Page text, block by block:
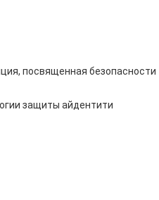
посвященная безопасности
защиты айдентити